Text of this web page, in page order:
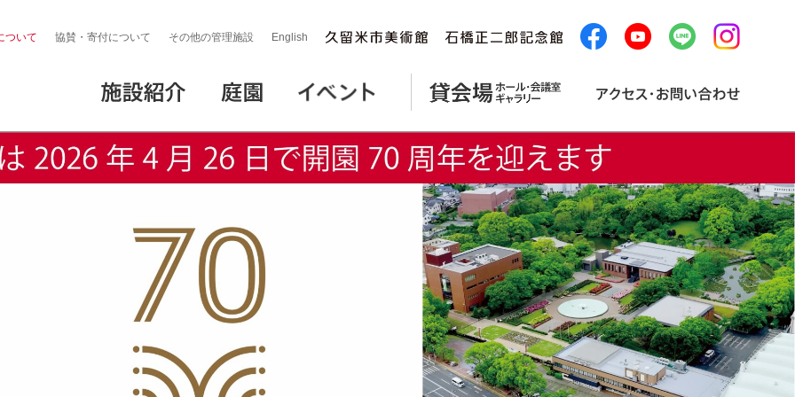
ついて 協賛・寄付について その他の管理施設 English